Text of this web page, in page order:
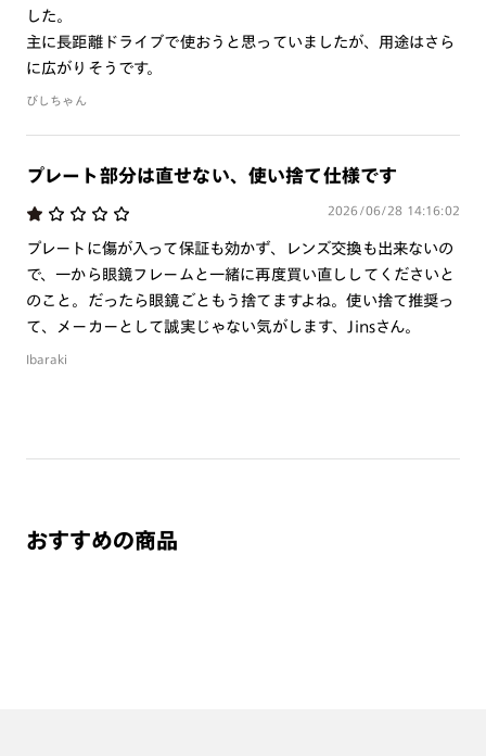
・フレーム形状の特性上作成いただけない度数がございます。
単焦点（1.60～1.74）レンズ：SPH・CYL合算数値、 ＋
（プラス）2.25以上は作成不可
単焦点（1.76）レンズ ：SPH・CYL合算数値、 ＋（プ
ラス）5.25以上は作成不可
成不可
累進（1.76）レンズ ：遠用度数SPH・CYL合算数値、
＋（プラス）2.75以上は作成不可
※瞳孔間距離（P.D）数値によっては上記数値内であっても作
成ができない場合がございます。予めご了承ください。
した。
主に長距離ドライブで使おうと思っていましたが、用途はさら
に広がりそうです。
びしちゃん
プレート部分は直せない、使い捨て仕様です
2026/06/28 14:16:02
プレートに傷が入って保証も効かず、レンズ交換も出来ないの
で、一から眼鏡フレームと一緒に再度買い直ししてくださいと
のこと。だったら眼鏡ごともう捨てますよね。使い捨て推奨っ
て、メーカーとして誠実じゃない気がします、Jinsさん。
Ibaraki
おすすめの商品